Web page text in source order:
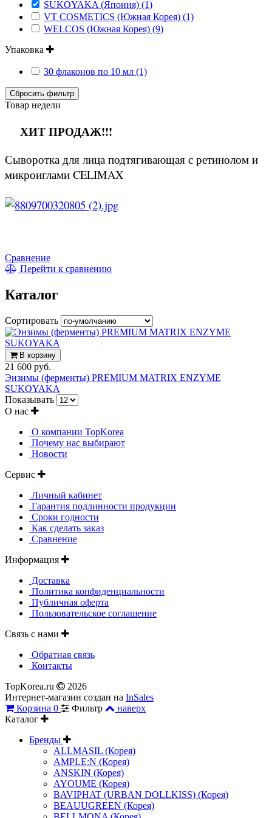
SUKOYAKA (Япония) (1)
VT COSMETICS (Южная Корея) (1)
WELCOS (Южная Корея) (9)
Упаковка
30 флаконов по 10 мл (1)
Сбросить фильтр
Товар недели
ХИТ ПРОДАЖ!!!
Сыворотка для лица подтягивающая с ретинолом и
микроиглами CELIMAX
Сравнение
Перейти к сравнению
Каталог
Сортировать
В корзину
21 600 руб.
Энзимы (ферменты) PREMIUM MATRIX ENZYME
SUKOYAKA
Показывать
О нас
О компании TopKorea
Почему нас выбирают
Новости
Сервис
Личный кабинет
Гарантия подлинности продукции
Сроки годности
Как сделать заказ
Сравнение
Информация
Доставка
Политика конфиденциальности
Публичная оферта
Пользовательское соглашение
Связь с нами
Обратная связь
Контакты
TopKorea.ru
2026
Интернет-магазин создан на InSales
Корзина 0 Фильтр
наверх
Каталог
Бренды
ALLMASIL (Корея)
AMPLE:N (Корея)
ANSKIN (Корея)
AYOUME (Корея)
BAVIPHAT (URBAN DOLLKISS) (Корея)
BEAUUGREEN (Корея)